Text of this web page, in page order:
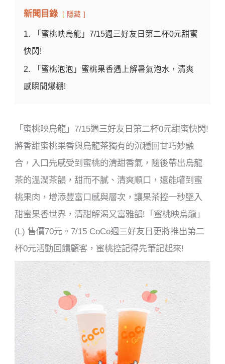
新聞目錄 隱藏
1.
「蜜桃映烏龍」7/15週三好友日第二杯0元甜蜜
快閃!
2.
「蜜桃泡泡」蜜桃果香遇上解暑氣泡水，清爽
感瞬間爆棚!
「蜜桃映烏龍」7/15週三好友日第二杯0元甜蜜快閃!
將香甜蜜桃果香與烏龍茶獨有的沉穩回甘巧妙融
合，入口先感受到蜜桃的清甜香氣，隨後帶出烏龍
茶的溫潤茶韻，甜而不膩、清爽順口，還能嚐到蜜
桃果肉，增添豐富口感與層次，讓果茶控一秒墜入
甜蜜果香世界，清甜解渴又富雅韻!「蜜桃映烏龍」
(L) 售價70元。7/15 CoCo週三好友日更將推出第二
杯0元活動回饋顧客，蜜桃控記得先筆記起來!